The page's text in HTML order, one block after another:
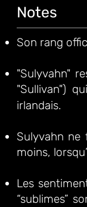
Notes
Son rang
"Sulyvahn"
"Sullivan")
irlandais.
Sulyvahn ne
moins,
Les
“sublimes”